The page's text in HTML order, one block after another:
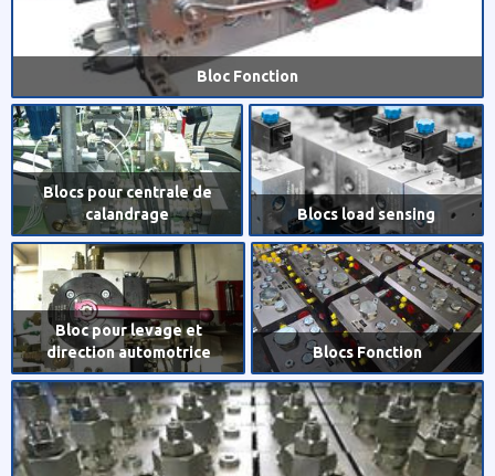
Bloc Fonction
Blocs pour centrale de
calandrage
Blocs load sensing
Bloc pour levage et
direction automotrice
Blocs Fonction